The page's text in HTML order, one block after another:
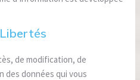
de modification, de
des données qui vous